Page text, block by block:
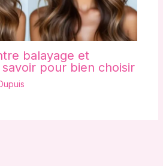
balayage et
pour bien choisir